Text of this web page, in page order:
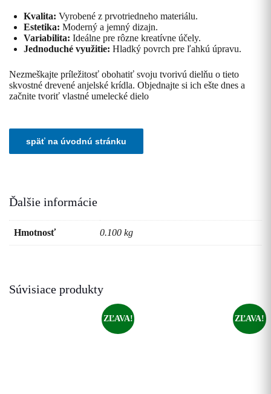
Kvalita: Vyrobené z prvotriedneho materiálu.
Estetika: Moderný a jemný dizajn.
Variabilita: Ideálne pre rôzne kreatívne účely.
Jednoduché využitie: Hladký povrch pre ľahkú úpravu.
Nezmeškajte príležitosť obohatiť svoju tvorivú dielňu o tieto
skvostné drevené anjelské krídla. Objednajte si ich ešte dnes a
začnite tvoriť vlastné umelecké dielo
Ďalšie informácie
Hmotnosť 0.100 kg
Súvisiace produkty
ZĽAVA! ZĽAVA!